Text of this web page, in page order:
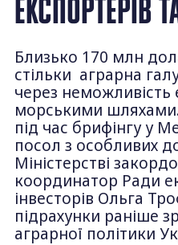
ЕКСПОРТЕРІВ
Близько 170 млн
стільки аграрна
через неможливість
морськими
під час брифінгу у
посол з особливих
Міністерстві
координатор Ради
інвесторів Ольга
підрахунки раніше
аграрної політики